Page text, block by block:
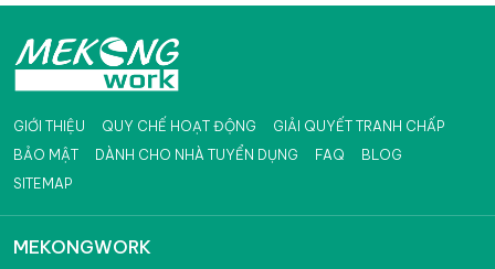
GIỚI THIỆU QUY CHẾ HOẠT ĐỘNG
GIẢI QUYẾT TRANH CHẤP
BẢO MẬT
DÀNH CHO NHÀ TUYỂN DỤNG FAQ
BLOG
SITEMAP
MEKONGWORK